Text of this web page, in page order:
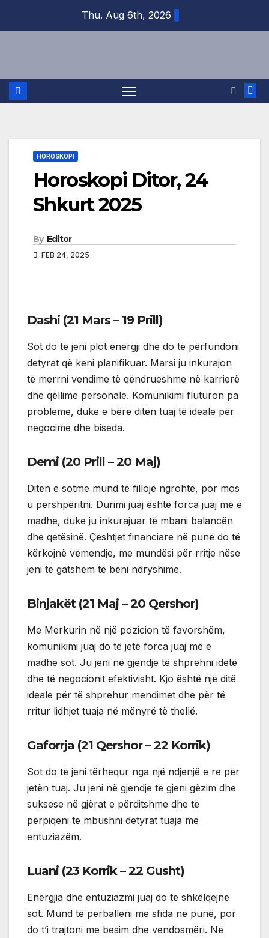
Thu. Aug 6th, 2026
HOROSKOPI
Horoskopi Ditor, 24
Shkurt 2025
By Editor
FEB 24, 2025
Dashi (21 Mars – 19 Prill)
Sot do të jeni plot energji dhe do të përfundoni
detyrat që keni planifikuar. Marsi ju inkurajon
të merrni vendime të qëndrueshme në karrierë
dhe qëllime personale. Komunikimi fluturon pa
probleme, duke e bërë ditën tuaj të ideale për
negocime dhe biseda.
Demi (20 Prill – 20 Maj)
Ditën e sotme mund të fillojë ngrohtë, por mos
u përshpëritni. Durimi juaj është forca juaj më e
madhe, duke ju inkurajuar të mbani balancën
dhe qetësinë. Çështjet financiare në punë do të
kërkojnë vëmendje, me mundësi për rritje nëse
jeni të gatshëm të bëni ndryshime.
Binjakët (21 Maj – 20 Qershor)
Me Merkurin në një pozicion të favorshëm,
komunikimi juaj do të jetë forca juaj më e
madhe sot. Ju jeni në gjendje të shprehni idetë
dhe të negocionit efektivisht. Kjo është një ditë
ideale për të shprehur mendimet dhe për të
rritur lidhjet tuaja në mënyrë të thellë.
Gaforrja (21 Qershor – 22 Korrik)
Sot do të jeni tërhequr nga një ndjenjë e re për
jetën tuaj. Ju jeni në gjendje të gjeni gëzim dhe
suksese në gjërat e përditshme dhe të
përpiqeni të mbushni detyrat tuaja me
entuziazëm.
Luani (23 Korrik – 22 Gusht)
Energjia dhe entuziazmi juaj do të shkëlqejnë
sot. Mund të përballeni me sfida në punë, por
do t’i trajtoni me besim dhe vendosmëri. Në